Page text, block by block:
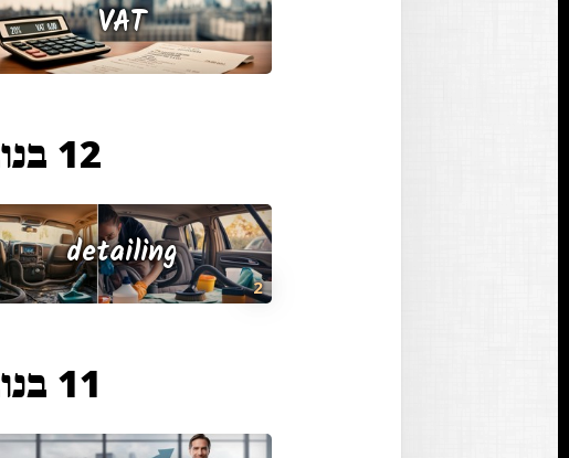
VAT
12 בנובמבר 2025
2
detailing
11 בנובמבר 2025